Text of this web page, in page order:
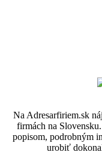
Na Adresarfiriem.sk
firmách na
popisom, podrobným
urobiť